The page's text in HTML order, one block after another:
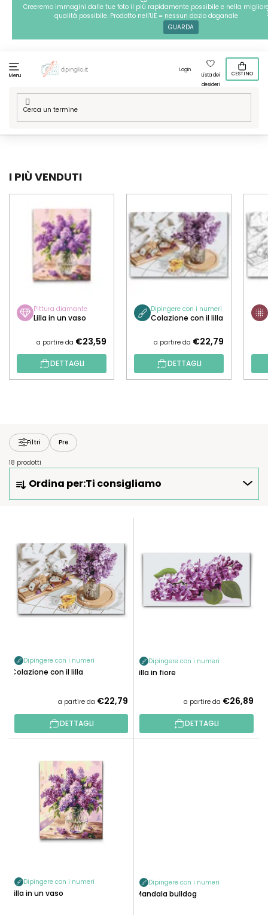
Passa
contenuto
Creeremo immagini dalle tue foto il più rapidamente possibile e nella
qualità possibile. Prodotto nell'UE = nessun dazio doganale
GUARDA
Menu
Login
Lista dei
desideri
CESTINO
Casa
Novita / Maggio 2026
I PIÙ VENDUTI
Pittura diamante
Lilla in un vaso
a partire da €23,59
DETTAGLI
Dipingere con i numeri
Colazione con il lilla
a partire da €22,79
DETTAGLI
Filtri Pre
18 prodotti
D
O
O
D
T
Ordina per:Ti consigliamo
R
O
T
Dipingere con i numeri
Colazione con il lilla
a partire da €22,79
DETTAGLI
Dipingere con i numeri
Lilla in fiore
a partire da €26,89
DETTAGLI
Dipingere con i numeri
Lilla in un vaso
Dipingere con i numeri
Mandala bulldog